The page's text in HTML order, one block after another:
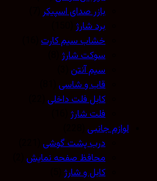
بازر صدای اسپیکر(7)
برد شارژ(150)
خشاب سیم کارت(16)
سوکت شارژ(8)
سیم آنتن(3)
قاب و شاسی(81)
کابل فلت داخلی(22)
فلت شارژ(16)
لوازم جانبی(228)
درب پشت گوشی(221)
محافظ صفحه نمایش(2)
کابل و شارژ(5)